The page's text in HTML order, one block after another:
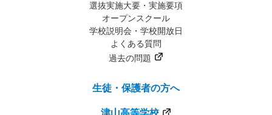
選抜実施大要・実施要項
オープンスクール
学校説明会・学校開放日
よくある質問
過去の問題
生徒・保護者の方へ